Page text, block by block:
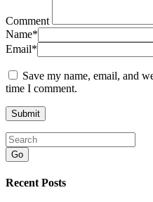
Comment
Name*
Email*
Save my name, email, and
time I comment.
Go
Recent Posts